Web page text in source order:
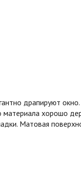
драпируют окно.
материала хорошо
Матовая